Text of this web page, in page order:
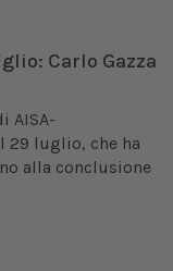
Carlo Gazza
AISA-
29 luglio, che ha
alla conclusione